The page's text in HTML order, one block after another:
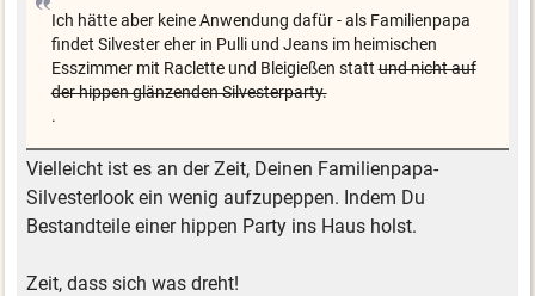
Ich hätte aber keine Anwendung dafür - als Familienpapa
findet Silvester eher in Pulli und Jeans im heimischen
Esszimmer mit Raclette und Bleigießen stattund nicht auf
der hippen glänzenden Silvesterparty.
.
Vielleicht ist es an der Zeit, Deinen Familienpapa-
Silvesterlook ein wenig aufzupeppen. Indem Du
Bestandteile einer hippen Party ins Haus holst.
Zeit, dass sich was dreht!